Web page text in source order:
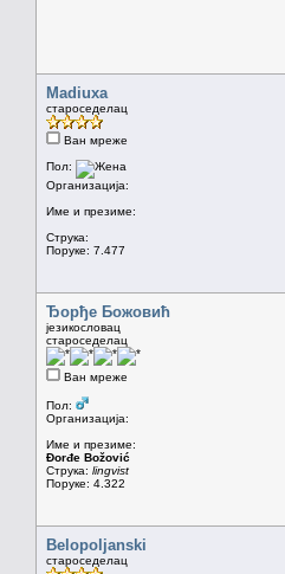
Madiuxa
староседелац
Ван мреже
Пол:
Организација:
Име и презиме:
Струка:
Поруке: 7.477
Ђорђе Божовић
језикословац
староседелац
Ван мреже
Пол:
Организација:
Име и презиме:
Đorđe Božović
Струка: lingvist
Поруке: 4.322
Belopoljanski
староседелац